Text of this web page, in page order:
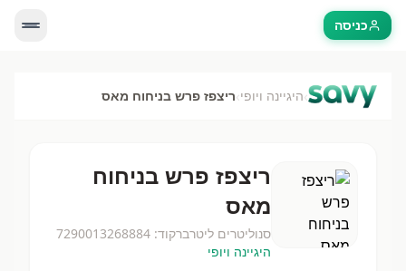
כניסה
›היגיינה ויופי›ריצפז פרש בניחוח מאס
ריצפז פרש בניחוח
מאס
סנוליטרים ליטרברקוד: 7290013268884
היגיינה ויופי